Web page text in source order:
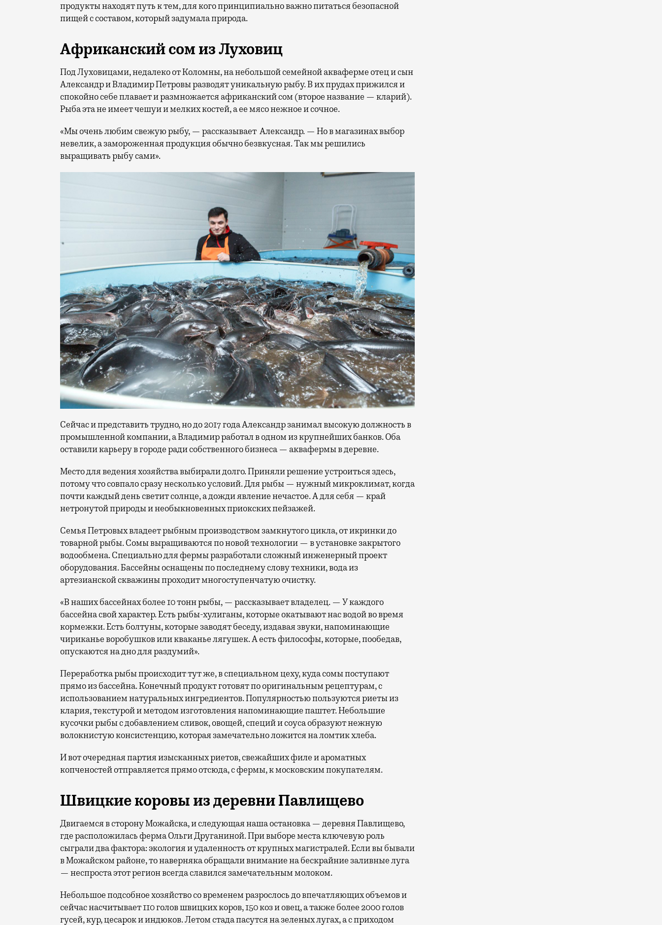
продукты находят путь к тем, для кого принципиально важно питаться безопасной
пищей с составом, который задумала природа.
Африканский сом из Луховиц
Под Луховицами, недалеко от Коломны, на небольшой семейной акваферме отец и сын
Александр и Владимир Петровы разводят уникальную рыбу. В их прудах прижился и
спокойно себе плавает и размножается африканский сом (второе название — кларий).
Рыба эта не имеет чешуи и мелких костей, а ее мясо нежное и сочное.
«Мы очень любим свежую рыбу, — рассказывает Александр. — Но в магазинах выбор
невелик, а замороженная продукция обычно безвкусная. Так мы решились
выращивать рыбу сами».
Сейчас и представить трудно, но до 2017 года Александр занимал высокую должность в
промышленной компании, а Владимир работал в одном из крупнейших банков. Оба
оставили карьеру в городе ради собственного бизнеса — аквафермы в деревне.
Место для ведения хозяйства выбирали долго. Приняли решение устроиться здесь,
потому что совпало сразу несколько условий. Для рыбы — нужный микроклимат, когда
почти каждый день светит солнце, а дожди явление нечастое. А для себя — край
нетронутой природы и необыкновенных приокских пейзажей.
Семья Петровых владеет рыбным производством замкнутого цикла, от икринки до
товарной рыбы. Сомы выращиваются по новой технологии — в установке закрытого
водообмена. Специально для фермы разработали сложный инженерный проект
оборудования. Бассейны оснащены по последнему слову техники, вода из
артезианской скважины проходит многоступенчатую очистку.
«В наших бассейнах более 10 тонн рыбы, — рассказывает владелец. — У каждого
бассейна свой характер. Есть рыбы-хулиганы, которые окатывают нас водой во время
кормежки. Есть болтуны, которые заводят беседу, издавая звуки, напоминающие
чириканье воробушков или кваканье лягушек. А есть философы, которые, пообедав,
опускаются на дно для раздумий».
Переработка рыбы происходит тут же, в специальном цеху, куда сомы поступают
прямо из бассейна. Конечный продукт готовят по оригинальным рецептурам, с
использованием натуральных ингредиентов. Популярностью пользуются риеты из
клария, текстурой и методом изготовления напоминающие паштет. Небольшие
кусочки рыбы с добавлением сливок, овощей, специй и соуса образуют нежную
волокнистую консистенцию, которая замечательно ложится на ломтик хлеба.
И вот очередная партия изысканных риетов, свежайших филе и ароматных
копченостей отправляется прямо отсюда, с фермы, к московским покупателям.
Швицкие коровы из деревни Павлищево
Двигаемся в сторону Можайска, и следующая наша остановка — деревня Павлищево,
где расположилась ферма Ольги Друганиной. При выборе места ключевую роль
сыграли два фактора: экология и удаленность от крупных магистралей. Если вы бывали
в Можайском районе, то наверняка обращали внимание на бескрайние заливные луга
— неспроста этот регион всегда славился замечательным молоком.
Небольшое подсобное хозяйство со временем разрослось до впечатляющих объемов и
сейчас насчитывает 110 голов швицких коров, 150 коз и овец, а также более 2000 голов
гусей, кур, цесарок и индюков. Летом стада пасутся на зеленых лугах, а с приходом